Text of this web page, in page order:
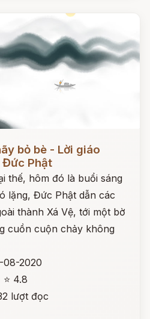
bỏ bè - Lời giáo
Đức Phật
thế, hôm đó là buổi sáng
lặng, Đức Phật dẫn các
thành Xá Vệ, tới một bờ
cuồn cuộn chảy không
08-2020
⭐ 4.8
lượt đọc